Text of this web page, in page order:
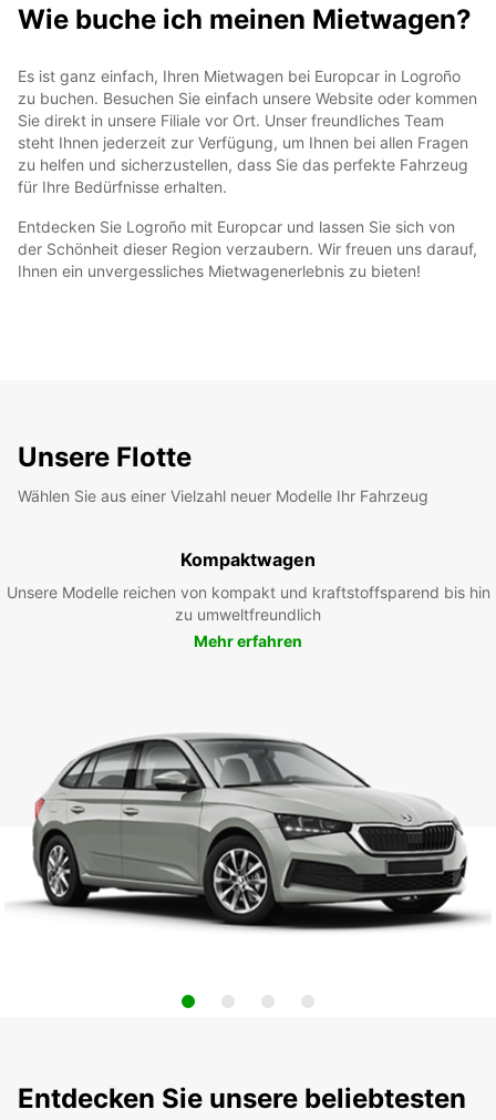
Wie buche ich meinen Mietwagen?
Es ist ganz einfach, Ihren Mietwagen bei Europcar in Logroño
zu buchen. Besuchen Sie einfach unsere Website oder kommen
Sie direkt in unsere Filiale vor Ort. Unser freundliches Team
steht Ihnen jederzeit zur Verfügung, um Ihnen bei allen Fragen
zu helfen und sicherzustellen, dass Sie das perfekte Fahrzeug
für Ihre Bedürfnisse erhalten.
Entdecken Sie Logroño mit Europcar und lassen Sie sich von
der Schönheit dieser Region verzaubern. Wir freuen uns darauf,
Ihnen ein unvergessliches Mietwagenerlebnis zu bieten!
Unsere Flotte
Wählen Sie aus einer Vielzahl neuer Modelle Ihr Fahrzeug
Kompaktwagen
Unsere Modelle reichen von kompakt und kraftstoffsparend bis hin
zu umweltfreundlich
Mehr erfahren
Entdecken Sie unsere beliebtesten